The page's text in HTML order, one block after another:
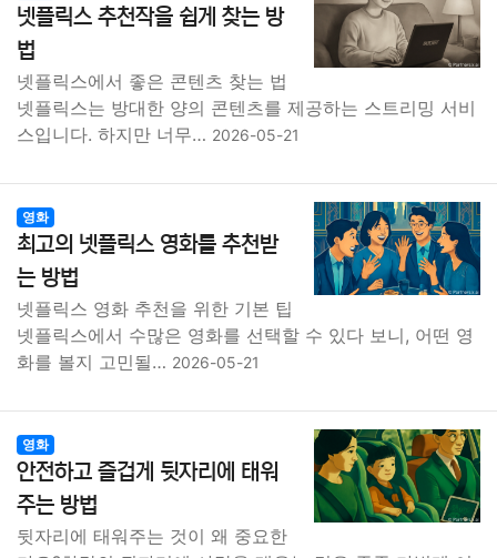
넷플릭스 추천작을 쉽게 찾는 방
법
넷플릭스에서 좋은 콘텐츠 찾는 법
넷플릭스는 방대한 양의 콘텐츠를 제공하는 스트리밍 서비
스입니다. 하지만 너무… 2026-05-21
영화
최고의 넷플릭스 영화를 추천받
는 방법
넷플릭스 영화 추천을 위한 기본 팁
넷플릭스에서 수많은 영화를 선택할 수 있다 보니, 어떤 영
화를 볼지 고민될… 2026-05-21
영화
안전하고 즐겁게 뒷자리에 태워
주는 방법
뒷자리에 태워주는 것이 왜 중요한